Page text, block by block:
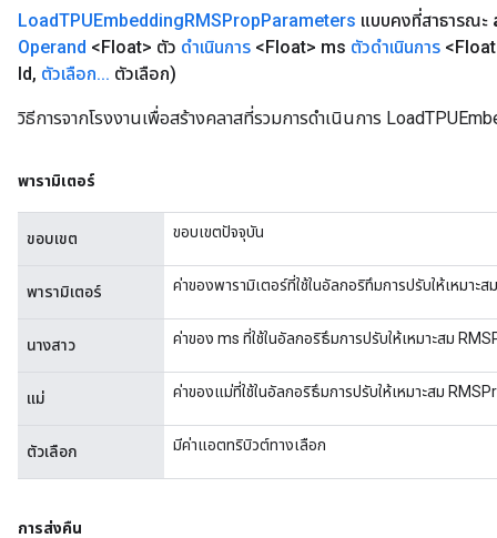
LoadTPUEmbeddingRMSPropParameters แบบคงที่สาธารณะ
Operand <Float> ตัว ดำเนินการ <Float> ms ตัวดำเนินการ
Id, ตัวเลือก... ตัวเลือก)
วิธีการจากโรงงานเพื่อสร้างคลาสที่รวมการดำเนินการ
พารามิเตอร์
ขอบเขต ขอบเขตปัจจุบัน
พารามิเตอร์ ค่าของพารามิเตอร์ที่ใช้ในอัลกอริทึมการปรับให้เหมาะ
นางสาว ค่าของ ms ที่ใช้ในอัลกอริธึมการปรับให้เหมาะสม
แม่ ค่าของแม่ที่ใช้ในอัลกอริธึมการปรับให้เหมาะสม
ตัวเลือก มีค่าแอตทริบิวต์ทางเลือก
การส่งคืน